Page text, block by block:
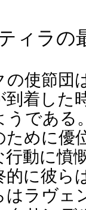
ラの
使節団
到着した
うである
ために優
行動に憤
的に彼ら
はラヴェ